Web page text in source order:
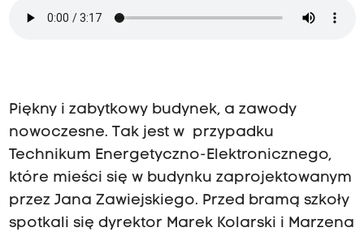
Piękny i zabytkowy budynek, a zawody
nowoczesne. Tak jest w przypadku
Technikum Energetyczno-Elektronicznego,
które mieści się w budynku zaprojektowanym
przez Jana Zawiejskiego. Przed bramą szkoły
spotkali się dyrektor Marek Kolarski i Marzena